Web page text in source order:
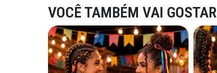
VOCÊ TAMBÉM VAI GOSTAR